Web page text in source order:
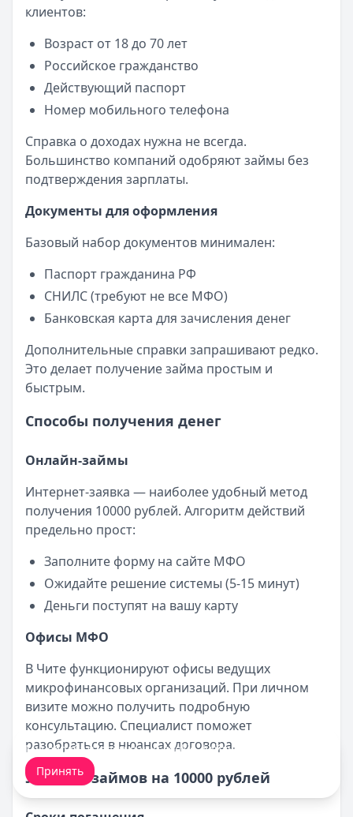
клиентов:
Возраст от 18 до 70 лет
Российское гражданство
Действующий паспорт
Номер мобильного телефона
Справка о доходах нужна не всегда.
Большинство компаний одобряют займы без
подтверждения зарплаты.
Документы для оформления
Базовый набор документов минимален:
Паспорт гражданина РФ
СНИЛС (требуют не все МФО)
Банковская карта для зачисления денег
Дополнительные справки запрашивают редко.
Это делает получение займа простым и
быстрым.
Способы получения денег
Онлайн-займы
Интернет-заявка — наиболее удобный метод
получения 10000 рублей. Алгоритм действий
предельно прост:
Заполните форму на сайте МФО
Ожидайте решение системы (5-15 минут)
Деньги поступят на вашу карту
Офисы МФО
В Чите функционируют офисы ведущих
микрофинансовых организаций. При личном
визите можно получить подробную
консультацию. Специалист поможет
разобраться в нюансах договора.
Условия займов на 10000 рублей
Мы обрабатываем ваши cookie-файлы
Принять